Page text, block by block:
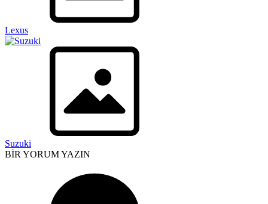
Lexus
Suzuki
BİR YORUM YAZIN